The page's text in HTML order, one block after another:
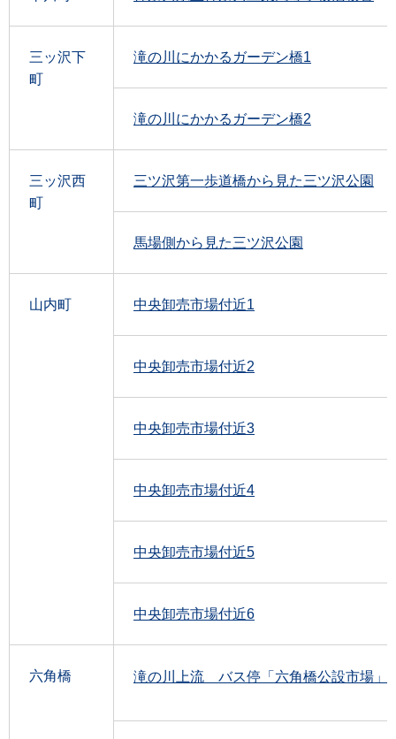
三ッ沢下
町
滝の川にかかるガーデン橋1
滝の川にかかるガーデン橋2
三ッ沢西
町
三ツ沢第一歩道橋から見た三ツ沢公園
馬場側から見た三ツ沢公園
山内町 中央卸売市場付近1
中央卸売市場付近2
中央卸売市場付近3
中央卸売市場付近4
中央卸売市場付近5
中央卸売市場付近6
六角橋 滝の川上流 バス停「六角橋公設市場」